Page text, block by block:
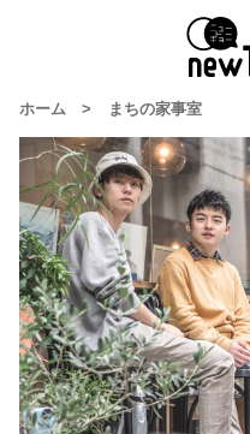
ホーム > まちの家事室